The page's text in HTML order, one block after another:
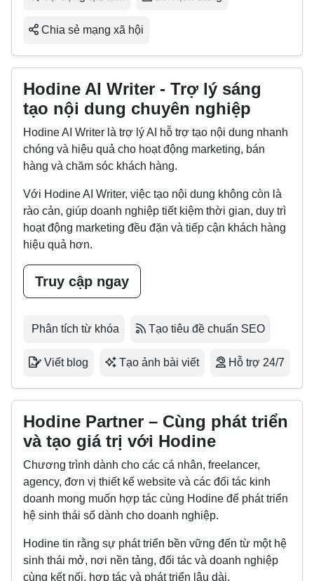
Chia sẻ mạng xã hội
Hodine AI Writer - Trợ lý sáng
tạo nội dung chuyên nghiệp
Hodine AI Writer là trợ lý AI hỗ trợ tạo nội dung nhanh
chóng và hiệu quả cho hoạt động marketing, bán
hàng và chăm sóc khách hàng.
Với Hodine AI Writer, việc tạo nội dung không còn là
rào cản, giúp doanh nghiệp tiết kiệm thời gian, duy trì
hoạt động marketing đều đặn và tiếp cận khách hàng
hiệu quả hơn.
Truy cập ngay
Phân tích từ khóa Tạo tiêu đề chuẩn SEO
Viết blog Tạo ảnh bài viết Hỗ trợ 24/7
Hodine Partner – Cùng phát triển
và tạo giá trị với Hodine
Chương trình dành cho các cá nhân, freelancer,
agency, đơn vị thiết kế website và các đối tác kinh
doanh mong muốn hợp tác cùng Hodine để phát triển
hệ sinh thái số dành cho doanh nghiệp.
Hodine tin rằng sự phát triển bền vững đến từ một hệ
sinh thái mở, nơi nền tảng, đối tác và doanh nghiệp
cùng kết nối, hợp tác và phát triển lâu dài.